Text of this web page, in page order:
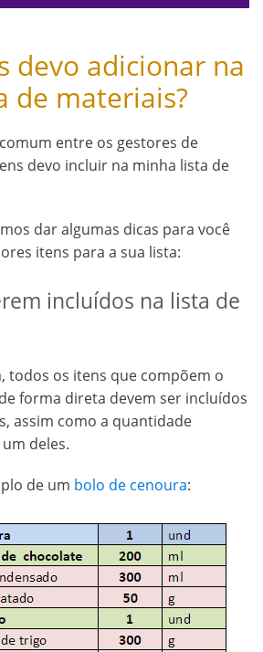
devo adicionar na
de materiais?
entre os gestores de
devo incluir na minha lista de
dar algumas dicas para você
itens para a sua lista:
incluídos na lista de
todos os itens que compõem o
forma direta devem ser incluídos
assim como a quantidade
deles.
de um bolo de cenoura: